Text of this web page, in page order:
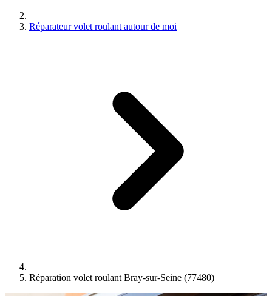
Réparateur volet roulant autour de moi
Réparation volet roulant Bray-sur-Seine (77480)